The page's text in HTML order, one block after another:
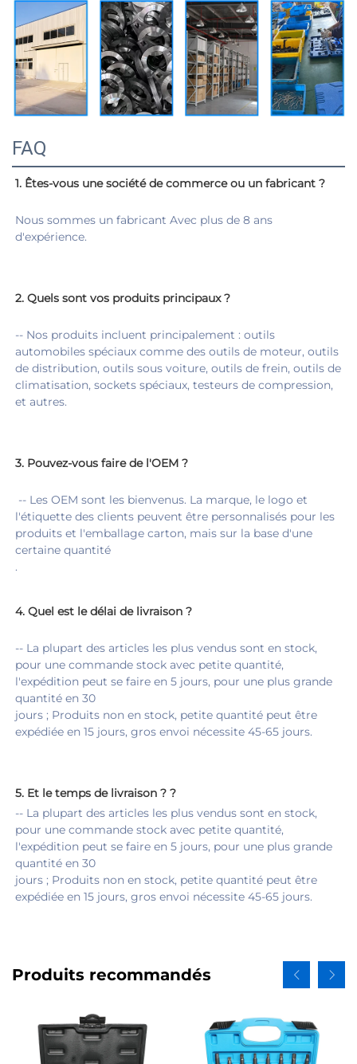
FAQ
1. Êtes-vous une société de commerce ou un fabricant ?
Nous sommes un fabricant Avec plus de 8 ans
d'expérience.
2. Quels sont vos produits principaux ?
-- Nos produits incluent principalement : outils
automobiles spéciaux comme des outils de moteur, outils
de distribution, outils sous voiture, outils de frein, outils de
climatisation, sockets spéciaux, testeurs de compression,
et autres.
3. Pouvez-vous faire de l'OEM ?
-- Les OEM sont les bienvenus. La marque, le logo et
l'étiquette des clients peuvent être personnalisés pour les
produits et l'emballage carton, mais sur la base d'une
certaine quantité
.
4. Quel est le délai de livraison ?
-- La plupart des articles les plus vendus sont en stock,
pour une commande stock avec petite quantité,
l'expédition peut se faire en 5 jours, pour une plus grande
quantité en 30
jours ; Produits non en stock, petite quantité peut être
expédiée en 15 jours, gros envoi nécessite 45-65 jours.
5. Et le temps de livraison ? ?
-- La plupart des articles les plus vendus sont en stock,
pour une commande stock avec petite quantité,
l'expédition peut se faire en 5 jours, pour une plus grande
quantité en 30
jours ; Produits non en stock, petite quantité peut être
expédiée en 15 jours, gros envoi nécessite 45-65 jours.
Produits recommandés